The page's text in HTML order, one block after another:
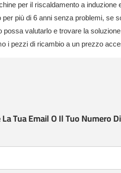
per il riscaldamento a
più di 6 anni senza problemi, se
possa valutarlo e trovare la
i pezzi di ricambio a un prezzo
Tua Email O Il Tuo